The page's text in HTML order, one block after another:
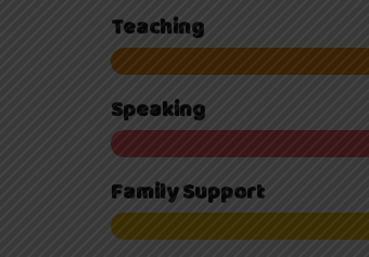
Teaching
Speaking
Family Support